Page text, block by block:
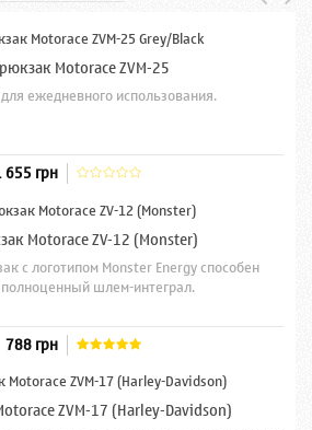
Motorace ZVM-25
ежедневного использования.
655 грн
Motorace ZV-12 (Monster)
с логотипом Monster Energy способен
шлем-интеграл.
788 грн
ZVM-17 (Harley-Davidson)